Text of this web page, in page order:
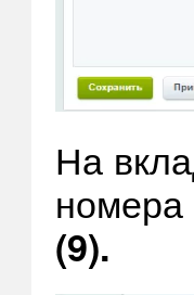
На
(9).